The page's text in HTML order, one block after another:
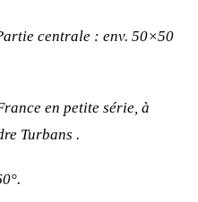
centrale : env. 50×50
en petite série, à
Turbans .